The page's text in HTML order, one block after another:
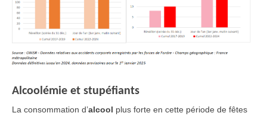
Alcoolémie et stupéfiants
La consommation d’alcool plus forte en cette période de fêtes